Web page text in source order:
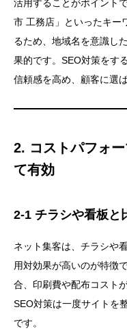
活用することがポイント
市 工務店」といったキー
るため、地域名を意識し
果的です。SEO対策をす
信頼感を高め、顧客に選
2. コストパフォ
て有効
2-1 チラシや看板と
ネット集客は、チラシや
用対効果が高いのが特徴
合、印刷費や配布コスト
SEO対策は一度サイトを
です。